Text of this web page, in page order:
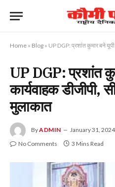
Home » Blog » UP DGP: प्रशांत कुमार बने यूपी
UP DGP: प्रशांत
कार्यवाहक डीजीपी,
मुलाकात
ByADMIN January 31, 2024
No Comments 3 Mins Read